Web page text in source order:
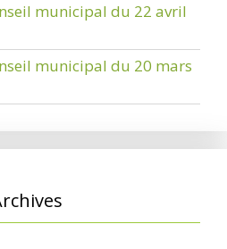
municipal du 22 avril
municipal du 20 mars